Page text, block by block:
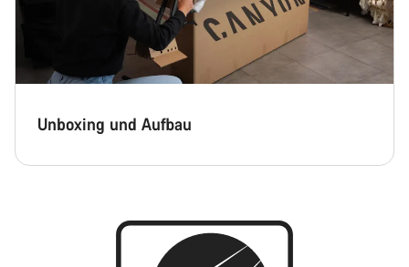
Unboxing und Aufbau